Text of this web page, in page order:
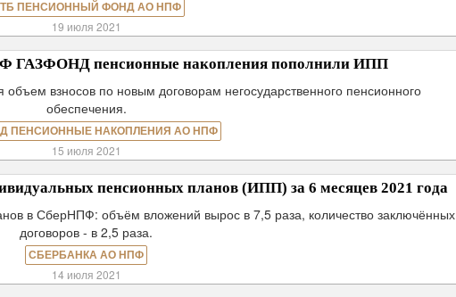
ПЕНСИОННЫЙ ФОНД АО НПФ
19 июля 2021
ГАЗФОНД пенсионные накопления пополнили ИПП
взносов по новым договорам негосударственного пенсионного
обеспечения.
ПЕНСИОННЫЕ НАКОПЛЕНИЯ АО НПФ
15 июля 2021
пенсионных планов (ИПП) за 6 месяцев 2021 года
в СберНПФ: объём вложений вырос в 7,5 раза, количество заключённых
договоров - в 2,5 раза.
СБЕРБАНКА АО НПФ
14 июля 2021